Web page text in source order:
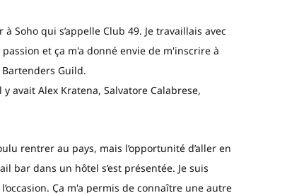
Soho qui s’appelle Club 49. Je travaillais avec
et ça m'a donné envie de m'inscrire à
Guild.
avait Alex Kratena, Salvatore Calabrese,
rentrer au pays, mais l’opportunité d’aller en
bar dans un hôtel s’est présentée. Je suis
Ça m'a permis de connaître une autre